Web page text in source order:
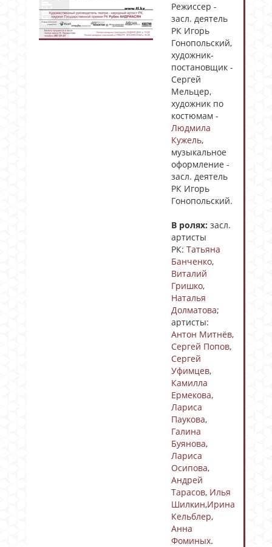
Режиссер -
засл. деятель
РК Игорь
Гонопольский,
художник-
постановщик -
Сергей
Мельцер,
художник по
костюмам -
Людмила
Кужель,
музыкальное
оформление -
засл. деятель
РК Игорь
Гонопольский.
В ролях: засл.
артисты
РК: Татьяна
Банченко,
Виталий
Гришко,
Наталья
Долматова;
артисты:
Антон Митнёв,
Сергей Попов,
Сергей
Уфимцев,
Камилла
Ермекова,
Лариса
Паукова,
Галина
Буянова,
Лариса
Осипова,
Андрей
Тарасов, Илья
Шилкин,Ирина
Кельблер,
Анна
Фоминых.